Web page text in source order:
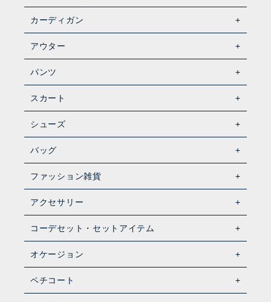
カーディガン
アウター
パンツ
スカート
シューズ
バッグ
ファッション雑貨
アクセサリー
コーデセット・セットアイテム
オケージョン
ペチコート